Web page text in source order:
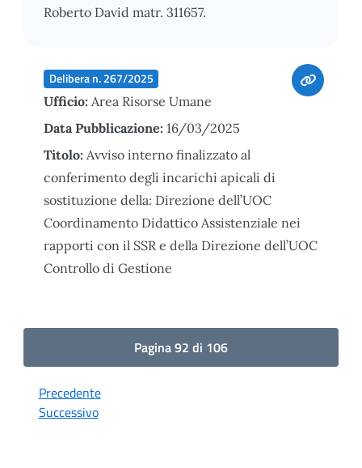
Roberto David matr. 311657.
Delibera n. 267/2025
Ufficio: Area Risorse Umane
Data Pubblicazione: 16/03/2025
Titolo: Avviso interno finalizzato al
conferimento degli incarichi apicali di
sostituzione della: Direzione dell’UOC
Coordinamento Didattico Assistenziale nei
rapporti con il SSR e della Direzione dell’UOC
Controllo di Gestione
Pagina 92 di 106
Precedente
Successivo